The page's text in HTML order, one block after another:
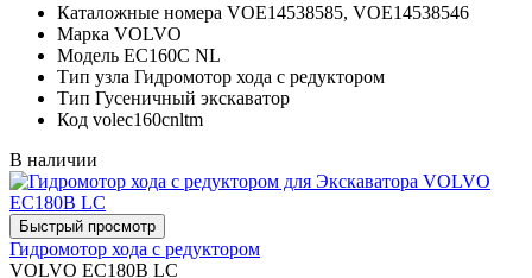
Каталожные номера VOE14538585, VOE14538546
Марка VOLVO
Модель EC160C NL
Тип узла Гидромотор хода с редуктором
Тип Гусеничный экскаватор
Код volec160cnltm
В наличии
Гидромотор хода с редуктором
VOLVO EC180B LC